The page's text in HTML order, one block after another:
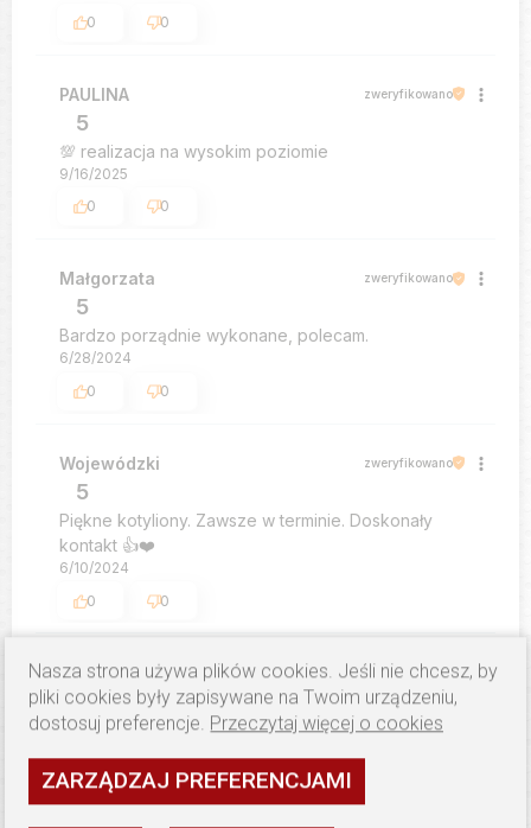
0
0
PAULINA zweryfikowano
5
💯 realizacja na wysokim poziomie
9/16/2025
0
0
Małgorzata zweryfikowano
5
Bardzo porządnie wykonane, polecam.
6/28/2024
0
0
Wojewódzki zweryfikowano
5
Piękne kotyliony. Zawsze w terminie. Doskonały
kontakt 👍️❤️
6/10/2024
0
0
Julia zweryfikowano
5
Super szybko i ładne wykonanie
0
0
Nasza strona używa plików cookies. Jeśli nie chcesz, by
pliki cookies były zapisywane na Twoim urządzeniu,
dostosuj preferencje. Przeczytaj więcej o cookies
ZARZĄDZAJ PREFERENCJAMI